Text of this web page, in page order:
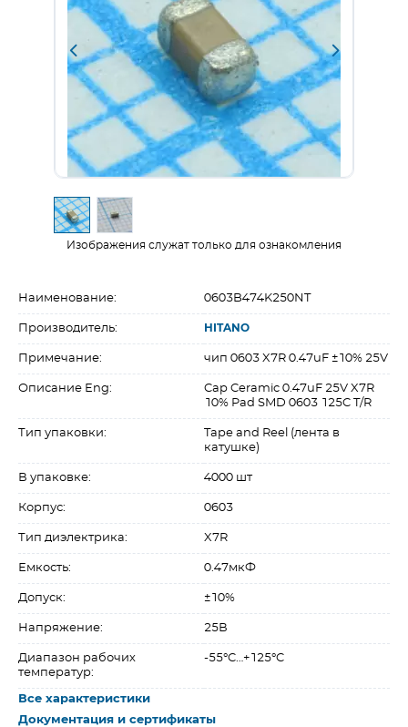
Изображения служат только для ознакомления
Наименование: 0603B474K250NT
Производитель: HITANO
Примечание: чип 0603 X7R 0.47uF ±10% 25V
Описание Eng:
Cap Ceramic 0.47uF 25V X7R
10% Pad SMD 0603 125C T/R
Тип упаковки:
Tape and Reel (лента в
катушке)
В упаковке: 4000 шт
Корпус: 0603
Тип диэлектрика: X7R
Емкость: 0.47мкФ
Допуск: ±10%
Напряжение: 25В
Диапазон рабочих
температур:
-55°C…+125°C
Все характеристики
Документация и сертификаты